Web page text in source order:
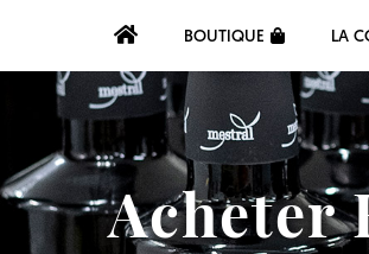
BOUTIQUE LA
Acheter